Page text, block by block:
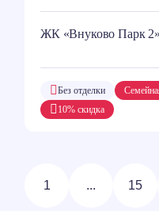
ЖК «Внуково Парк 2»
10% скидка
Без отделки
1 ... 15